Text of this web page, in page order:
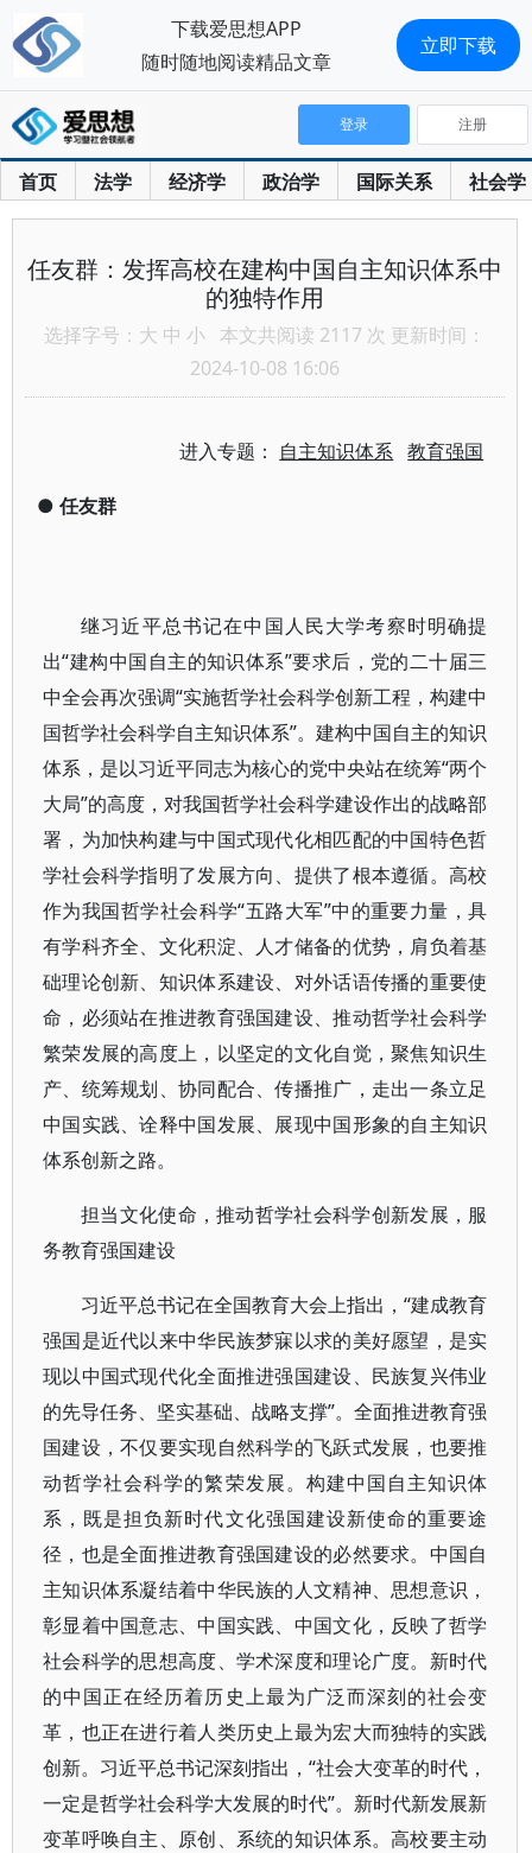
首页 法学 经济学 政治学 国际关系 社会学
登录 注册
任友群：发挥高校在建构中国自主知识体系中
的独特作用
选择字号： 大 中 小 本文共阅读 2117 次 更新时间：
2024-10-08 16:06
进入专题： 自主知识体系 教育强国
● 任友群
继习近平总书记在中国人民大学考察时明确提
出“建构中国自主的知识体系”要求后，党的二十届三
中全会再次强调“实施哲学社会科学创新工程，构建中
国哲学社会科学自主知识体系”。建构中国自主的知识
体系，是以习近平同志为核心的党中央站在统筹“两个
大局”的高度，对我国哲学社会科学建设作出的战略部
署，为加快构建与中国式现代化相匹配的中国特色哲
学社会科学指明了发展方向、提供了根本遵循。高校
作为我国哲学社会科学“五路大军”中的重要力量，具
有学科齐全、文化积淀、人才储备的优势，肩负着基
础理论创新、知识体系建设、对外话语传播的重要使
命，必须站在推进教育强国建设、推动哲学社会科学
繁荣发展的高度上，以坚定的文化自觉，聚焦知识生
产、统筹规划、协同配合、传播推广，走出一条立足
中国实践、诠释中国发展、展现中国形象的自主知识
体系创新之路。
担当文化使命，推动哲学社会科学创新发展，服
务教育强国建设
习近平总书记在全国教育大会上指出，“建成教育
强国是近代以来中华民族梦寐以求的美好愿望，是实
现以中国式现代化全面推进强国建设、民族复兴伟业
的先导任务、坚实基础、战略支撑”。全面推进教育强
国建设，不仅要实现自然科学的飞跃式发展，也要推
动哲学社会科学的繁荣发展。构建中国自主知识体
系，既是担负新时代文化强国建设新使命的重要途
径，也是全面推进教育强国建设的必然要求。中国自
主知识体系凝结着中华民族的人文精神、思想意识，
彰显着中国意志、中国实践、中国文化，反映了哲学
社会科学的思想高度、学术深度和理论广度。新时代
的中国正在经历着历史上最为广泛而深刻的社会变
革，也正在进行着人类历史上最为宏大而独特的实践
创新。习近平总书记深刻指出，“社会大变革的时代，
一定是哲学社会科学大发展的时代”。新时代新发展新
变革呼唤自主、原创、系统的知识体系。高校要主动
下载爱思想APP
随时随地阅读精品文章
立即下载